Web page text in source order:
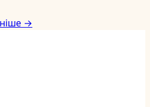
→